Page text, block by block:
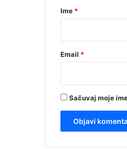
r
Ime *
Email *
Sačuvaj moje